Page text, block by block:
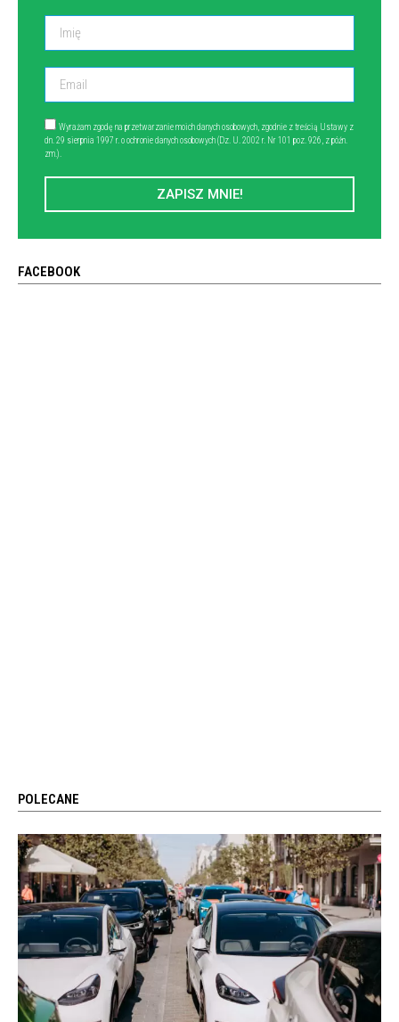
Wyrażam zgodę na przetwarzanie moich danych osobowych, zgodnie z treścią Ustawy z
dn. 29 sierpnia 1997 r. o ochronie danych osobowych (Dz. U. 2002 r. Nr 101 poz. 926, z późn.
zm.).
ZAPISZ MNIE!
FACEBOOK
POLECANE